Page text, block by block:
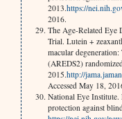
2013.https://
2016.
The Age-Related Eye
Trial. Lutein +
macular
(AREDS2)
2015.http://
Accessed May 18,
National Eye
protection against